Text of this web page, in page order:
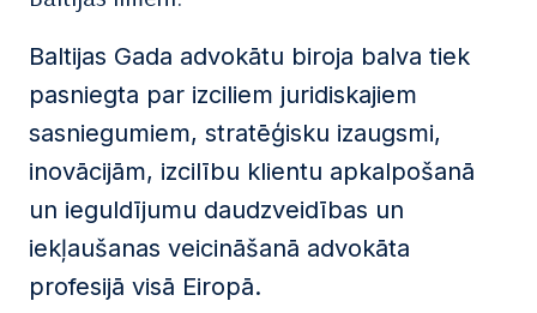
Baltijas Gada advokātu biroja balva tiek
pasniegta par izciliem juridiskajiem
sasniegumiem, stratēģisku izaugsmi,
inovācijām, izcilību klientu apkalpošanā
un ieguldījumu daudzveidības un
iekļaušanas veicināšanā advokāta
profesijā visā Eiropā.